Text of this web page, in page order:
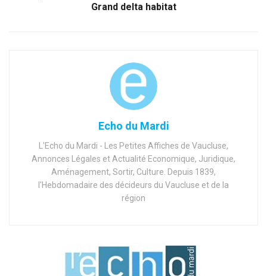
Grand delta habitat
Echo du Mardi
L'Echo du Mardi - Les Petites Affiches de Vaucluse,
Annonces Légales et Actualité Economique, Juridique,
Aménagement, Sortir, Culture. Depuis 1839,
l'Hebdomadaire des décideurs du Vaucluse et de la
région